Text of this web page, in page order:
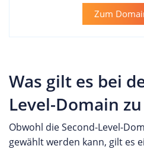
Zum
Was gilt es bei
Level-Domain
Obwohl die Second-Level-
gewählt werden kann, gilt es